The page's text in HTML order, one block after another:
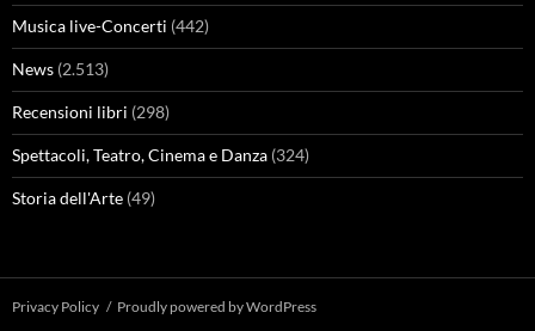
Musica live-Concerti (442)
News (2.513)
Recensioni libri (298)
Spettacoli, Teatro, Cinema e Danza (324)
Storia dell'Arte (49)
Privacy Policy Proudly powered by WordPress